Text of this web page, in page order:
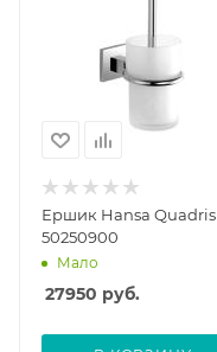
Ершик Hansa Quadris
50250900
Мало
27950 руб.